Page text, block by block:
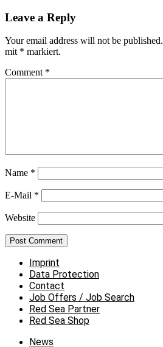
Leave a Reply
Your email address will not be published.
mit * markiert.
Comment *
Name *
E-Mail *
Website
Imprint
Data Protection
Contact
Job Offers / Job Search
Red Sea Partner
Red Sea Shop
News